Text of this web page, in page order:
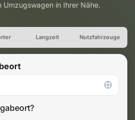
Umzugswagen in Ihrer Nähe.
Bad Hersfeld
Langzeit Nutzfahrzeuge